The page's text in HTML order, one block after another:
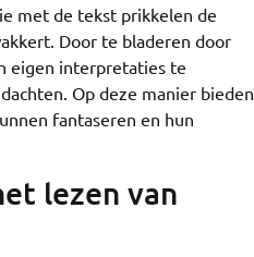
met de tekst prikkelen de
Door te bladeren door
eigen interpretaties te
Op deze manier bieden
fantaseren en hun
lezen van